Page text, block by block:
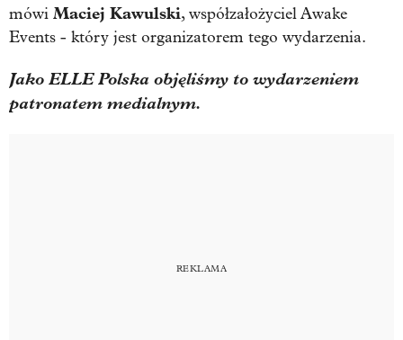
mówi Maciej Kawulski, współzałożyciel Awake
Events - który jest organizatorem tego wydarzenia.
Jako ELLE Polska objęliśmy to wydarzeniem
patronatem medialnym.